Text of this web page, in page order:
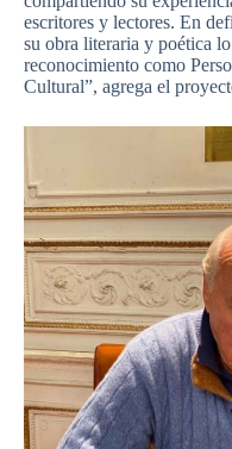
escritores y lectores. En
su obra literaria y poética
reconocimiento como
Cultural”, agrega el